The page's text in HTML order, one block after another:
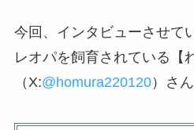
今回、インタビューさせて
レオパを飼育されている【
（X:@homura220120）さん